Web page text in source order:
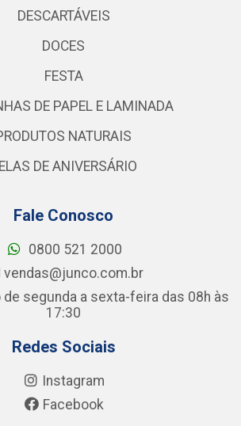
DESCARTÁVEIS
DOCES
FESTA
DE PAPEL E LAMINADA
NATURAIS
DE ANIVERSÁRIO
Fale Conosco
0800 521 2000
vendas@junco.com.br
segunda a sexta-feira das 08h às
17:30
Redes Sociais
Instagram
Facebook